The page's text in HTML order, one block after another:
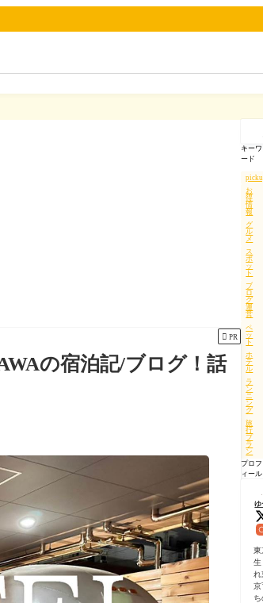
 PR
の宿泊記/ブログ！話
を
キーワ
ード
お
得
情
報
グ
ル
メ
ス
ポ
ッ
ト
ブ
ロ
グ
運
営
ペ
ッ
ト
ホ
テ
ル
ラ
ン
ニ
ン
グ
旅
行
プ
ラ
ン
プロフ
ィール
ゆ
東
生
れ
京
ち